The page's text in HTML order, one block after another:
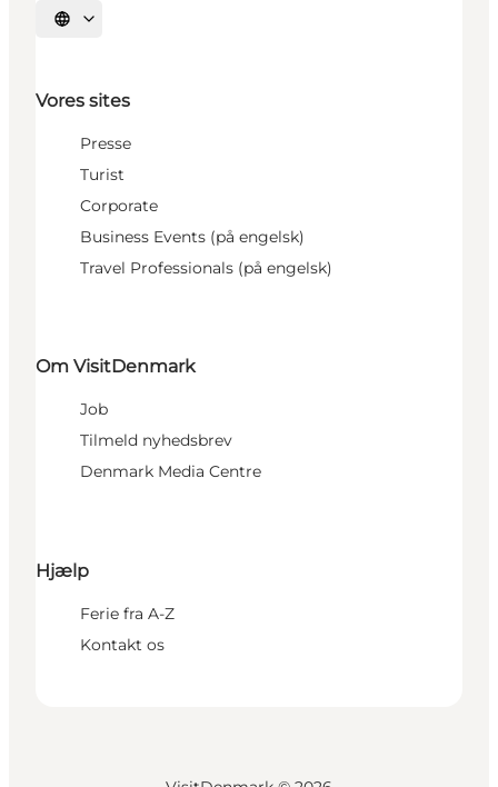
Vælg sprog
Vores sites
Presse
Turist
Corporate
Business Events (på engelsk)
Travel Professionals (på engelsk)
Om VisitDenmark
Job
Tilmeld nyhedsbrev
Denmark Media Centre
Hjælp
Ferie fra A-Z
Kontakt os